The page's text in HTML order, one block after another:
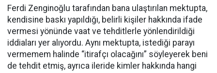
Ferdi Zenginoğlu tarafından bana ulaştırılan mektupta,
kendisine baskı yapıldığı, belirli kişiler hakkında ifade
vermesi yönünde vaat ve tehditlerle yönlendirildiği
iddiaları yer alıyordu. Aynı mektupta, istediği parayı
vermemem halinde “itirafçı olacağını” söyleyerek beni
de tehdit etmiş, ayrıca ileride kimler hakkında hangi